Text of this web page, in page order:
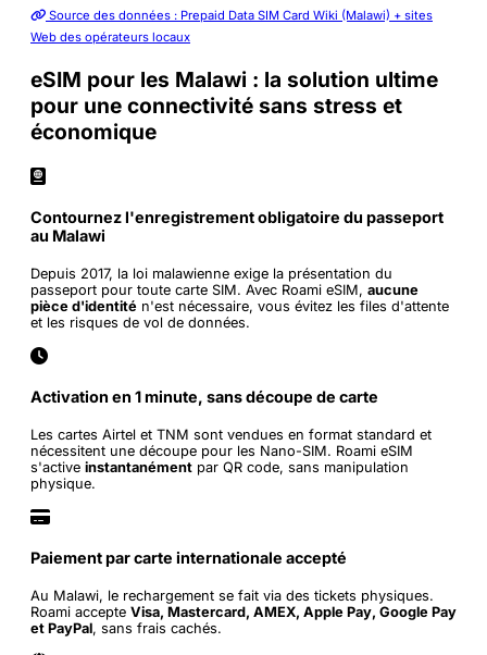
Source des données : Prepaid Data SIM Card Wiki (Malawi) + sites
Web des opérateurs locaux
eSIM pour les Malawi : la solution ultime
pour une connectivité sans stress et
économique
Contournez l'enregistrement obligatoire du passeport
au Malawi
Depuis 2017, la loi malawienne exige la présentation du
passeport pour toute carte SIM. Avec Roami eSIM, aucune
pièce d'identité n'est nécessaire, vous évitez les files d'attente
et les risques de vol de données.
Activation en 1 minute, sans découpe de carte
Les cartes Airtel et TNM sont vendues en format standard et
nécessitent une découpe pour les Nano-SIM. Roami eSIM
s'active instantanément par QR code, sans manipulation
physique.
Paiement par carte internationale accepté
Au Malawi, le rechargement se fait via des tickets physiques.
Roami accepte Visa, Mastercard, AMEX, Apple Pay, Google Pay
et PayPal, sans frais cachés.